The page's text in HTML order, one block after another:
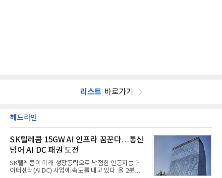
리스트 바로가기
헤드라인
SK텔레콤 15GW AI 인프라 꿈꾼다…통신
넘어 AI DC 패권 도전
SK텔레콤이 미래 성장동력으로 낙점한 인공지능 데
이터센터(AI DC) 사업에 속도를 내고 있다. 올 2분기